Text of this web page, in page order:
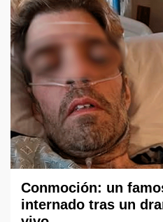
Conmoción: un
internado tras un